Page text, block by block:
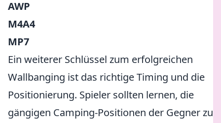
AWP
M4A4
MP7
Ein weiterer Schlüssel zum erfolgreichen
Wallbanging ist das richtige Timing und die
Positionierung. Spieler sollten lernen, die
gängigen Camping-Positionen der Gegner zu